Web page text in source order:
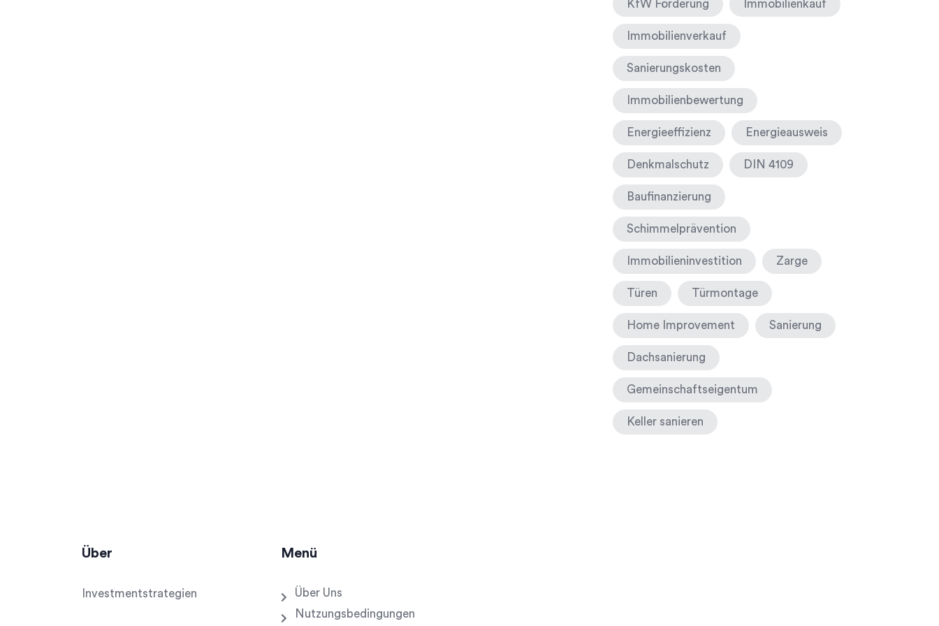
KfW Förderung Immobilienkauf
Immobilienverkauf
Sanierungskosten
Immobilienbewertung
Energieeffizienz Energieausweis
Denkmalschutz DIN 4109
Baufinanzierung
Schimmelprävention
Immobilieninvestition Zarge
Türen Türmontage
Home Improvement Sanierung
Dachsanierung
Gemeinschaftseigentum
Keller sanieren
Über
Investmentstrategien
Menü
Über Uns
Nutzungsbedingungen